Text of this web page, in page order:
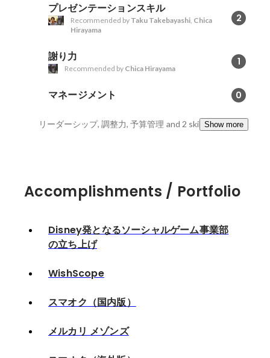
プレゼンテーションスキル
2
Recommended by Taku Takebayashi Chica
Hirayama
謝り力 1
Recommended by Chica Hirayama
マネージメント 0
リーダーシップ, 調整力, 予算管理 and 2 skillsShow more
Accomplishments / Portfolio
Disney発となるソーシャルゲーム事業部
の立ち上げ
WishScope
スマオク（国内版）
メルカリ メゾンズ